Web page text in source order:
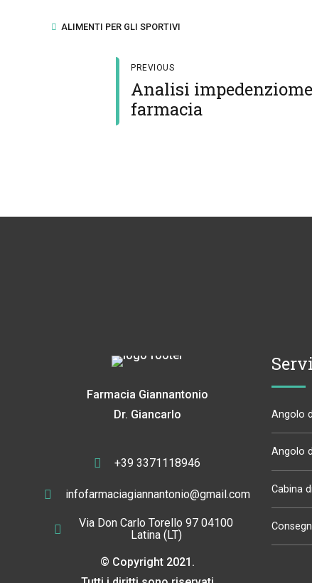
ALIMENTI PER GLI SPORTIVI
PREVIOUS
Analisi
farmacia
Farmacia Giannantonio
Dr. Giancarlo
+39 3371118946
infofarmaciagiannantonio@gmail.com
Via Don Carlo Torello 97 04100
Latina (LT)
© Copyright 2021.
Angolo
Angolo
Cabina